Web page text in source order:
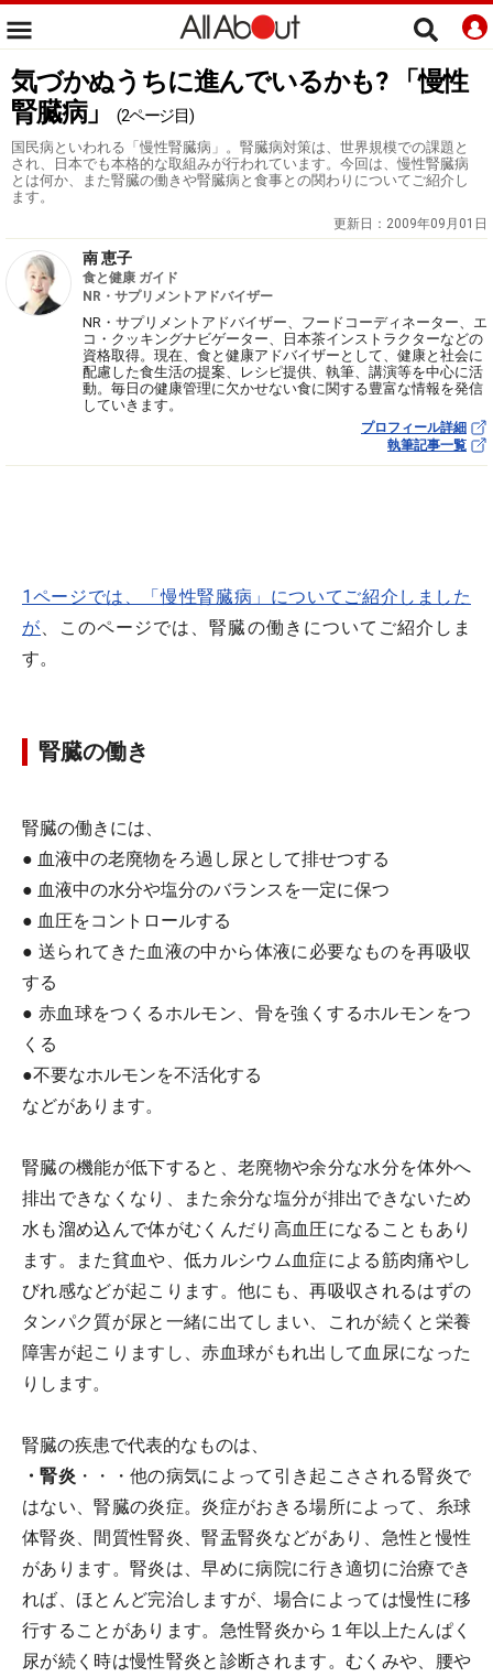
気づかぬうちに進んでいるかも? 「慢性
腎臓病」
(2ページ目)
国民病といわれる「慢性腎臓病」。腎臓病対策は、世界規模での課題と
され、日本でも本格的な取組みが行われています。今回は、慢性腎臓病
とは何か、また腎臓の働きや腎臓病と食事との関わりについてご紹介し
ます。
更新日： 2009年09月01日
南 恵子
食と健康 ガイド
NR・サプリメントアドバイザー
NR・サプリメントアドバイザー、フードコーディネーター、エ
コ・クッキングナビゲーター、日本茶インストラクターなどの
資格取得。現在、食と健康アドバイザーとして、健康と社会に
配慮した食生活の提案、レシピ提供、執筆、講演等を中心に活
動。毎日の健康管理に欠かせない食に関する豊富な情報を発信
していきます。
プロフィール詳細
執筆記事一覧
1ページでは、「慢性腎臓病」についてご紹介しました
が、このページでは、腎臓の働きについてご紹介しま
す。
腎臓の働き
腎臓の働きには、
● 血液中の老廃物をろ過し尿として排せつする
● 血液中の水分や塩分のバランスを一定に保つ
● 血圧をコントロールする
● 送られてきた血液の中から体液に必要なものを再吸収
する
● 赤血球をつくるホルモン、骨を強くするホルモンをつ
くる
●不要なホルモンを不活化する
などがあります。
腎臓の機能が低下すると、老廃物や余分な水分を体外へ
排出できなくなり、また余分な塩分が排出できないため
水も溜め込んで体がむくんだり高血圧になることもあり
ます。また貧血や、低カルシウム血症による筋肉痛やし
びれ感などが起こります。他にも、再吸収されるはずの
タンパク質が尿と一緒に出てしまい、これが続くと栄養
障害が起こりますし、赤血球がもれ出して血尿になった
りします。
腎臓の疾患で代表的なものは、
・腎炎 ・・・他の病気によって引き起こさされる腎炎で
はない、腎臓の炎症。炎症がおきる場所によって、糸球
体腎炎、間質性腎炎、腎盂腎炎などがあり、急性と慢性
があります。腎炎は、早めに病院に行き適切に治療でき
れば、ほとんど完治しますが、場合によっては慢性に移
行することがあります。急性腎炎から１年以上たんぱく
尿が続く時は慢性腎炎と診断されます。むくみや、腰や